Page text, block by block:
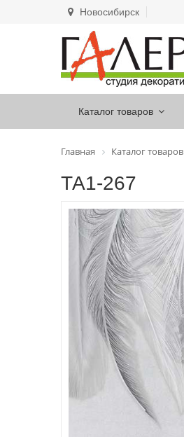
Новосибирск
Каталог товаров
Главная Каталог товаров
ТА1-267